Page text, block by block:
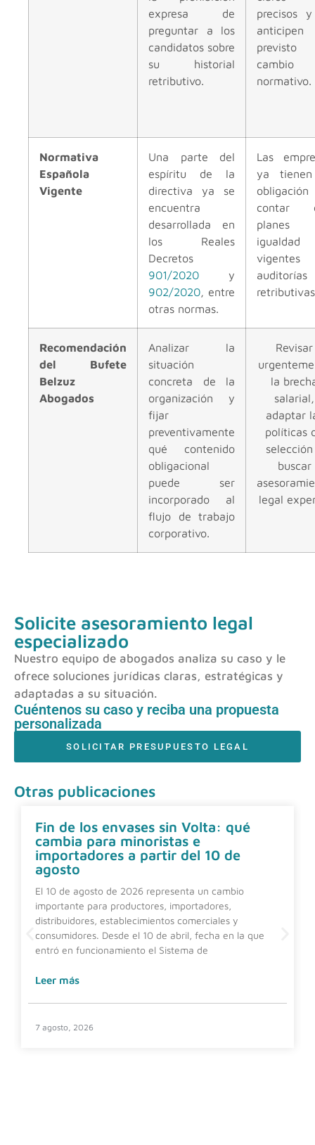
expresa de
preguntar a los
candidatos sobre
su historial
retributivo.
precisos
previsto
cambio
normativo.
Normativa
Española
Vigente
Una parte del
espíritu de la
directiva ya se
encuentra
desarrollada en
los Reales
Decretos
901/2020 y
902/2020, entre
otras normas.
Las
ya
contar
planes
igualdad
auditorías
Recomendación
del Bufete
Belzuz
Abogados
Analizar la
situación
concreta de la
organización y
fijar
preventivamente
qué contenido
obligacional
puede ser
incorporado al
flujo de trabajo
corporativo.
Revisar
la
salarial,
adaptar
políticas
buscar
legal
Solicite asesoramiento legal
especializado
Nuestro equipo de abogados analiza su caso y le
ofrece soluciones jurídicas claras, estratégicas y
adaptadas a su situación.
Cuéntenos su caso y reciba una propuesta
personalizada
SOLICITAR PRESUPUESTO LEGAL
Otras publicaciones
Fin de los envases sin Volta: qué
cambia para minoristas e
importadores a partir del 10 de
agosto
El 10 de agosto de 2026 representa un cambio
importante para productores, importadores,
distribuidores, establecimientos comerciales y
consumidores. Desde el 10 de abril, fecha en la que
entró en funcionamiento el Sistema de
Leer más
7 agosto, 2026